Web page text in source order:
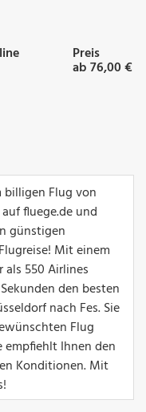
Preis
ab 76,00 €
billigen Flug von
fluege.de und
günstigen
Mit einem
550 Airlines
den besten
nach Fes. Sie
Flug
empfiehlt Ihnen den
Konditionen. Mit